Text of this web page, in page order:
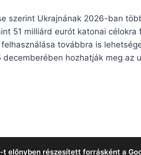
szerint Ukrajnának 2026-ban
51 milliárd eurót katonai
továbbra is
hozhatják meg az
előnyben részesített forrásként a